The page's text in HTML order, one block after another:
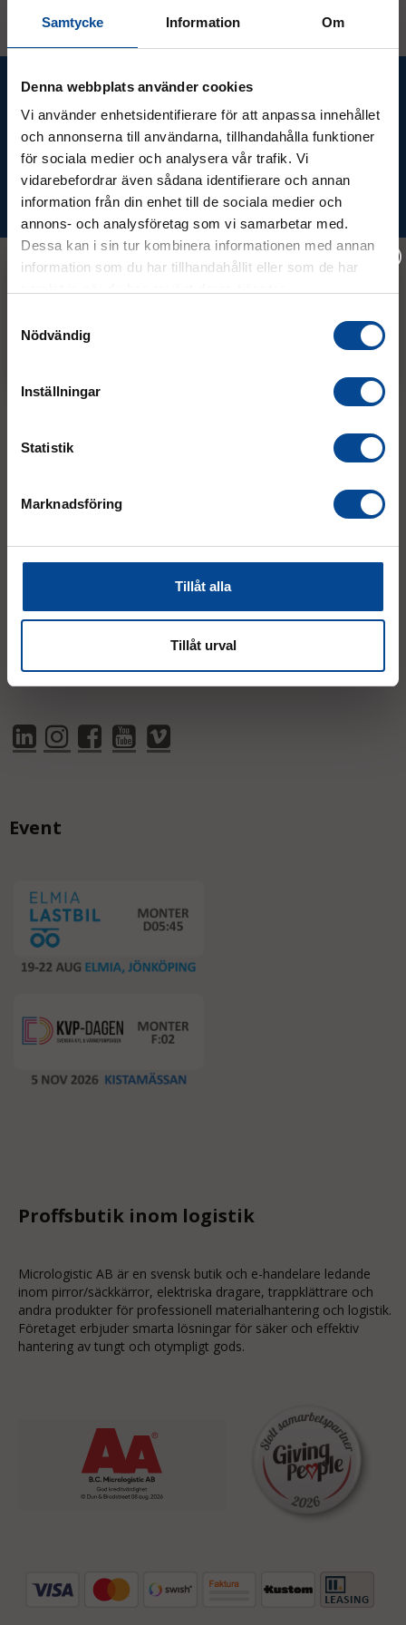
Samtycke Information Om
Denna webbplats använder cookies
Vi använder enhetsidentifierare för att anpassa innehållet
och annonserna till användarna, tillhandahålla funktioner
för sociala medier och analysera vår trafik. Vi
vidarebefordrar även sådana identifierare och annan
information från din enhet till de sociala medier och
annons- och analysföretag som vi samarbetar med.
Dessa kan i sin tur kombinera informationen med annan
information som du har tillhandahållit eller som de har
Nödvändig
Inställningar
Statistik
Marknadsföring
Tillåt alla
Tillåt urval
Ta del av våra bästa erbjudanden &
nyheter!
Prenumerera
info@micrologistic.com
support@micrologistic.com
187 66 Täby
Mån–Tor:7.30–16.30
AVVIKANDE ÖPPETTIDER
Event
Proffsbutik inom logistik
Micrologistic AB är en svensk butik och e-handelare ledande
inom pirror/säckkärror, elektriska dragare, trappklättrare och
andra produkter för professionell materialhantering och logistik.
Företaget erbjuder smarta lösningar för säker och effektiv
hantering av tungt och otympligt gods.